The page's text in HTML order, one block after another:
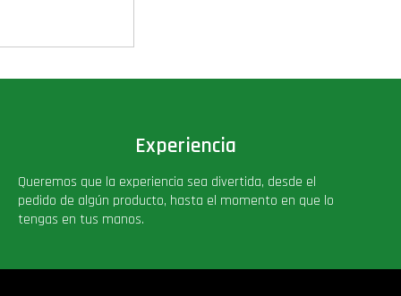
Experiencia
Queremos que la experiencia sea divertida, desde el
pedido de algún producto, hasta el momento en que lo
tengas en tus manos.